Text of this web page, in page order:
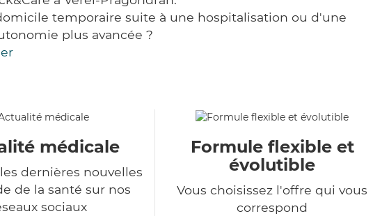
temporaire suite à une hospitalisation ou d'une
plus avancée ?
médicale
dernières nouvelles
de la santé sur nos
sociaux
Formule flexible et
évolutible
Vous choisissez l'offre qui vous
correspond